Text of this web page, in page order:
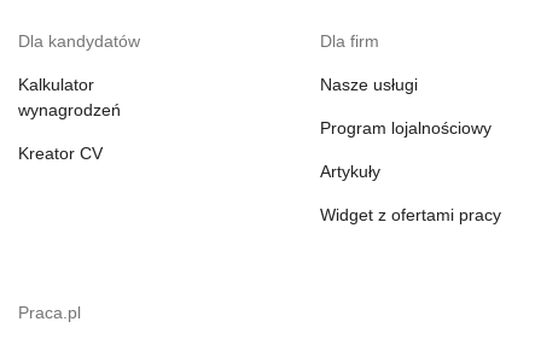
Dla kandydatów
Kalkulator
wynagrodzeń
Kreator CV
Dla firm
Nasze usługi
Program lojalnościowy
Artykuły
Widget z ofertami pracy
Praca.pl